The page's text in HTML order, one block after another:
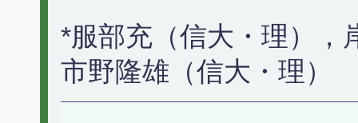
*服部充（信大・理），
市野隆雄（信大・理）